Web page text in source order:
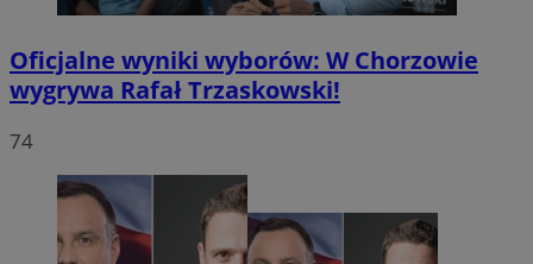
Oficjalne wyniki wyborów: W Chorzowie
wygrywa Rafał Trzaskowski!
74